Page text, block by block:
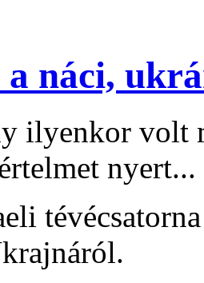
náci,
ilyenkor volt
nyert...